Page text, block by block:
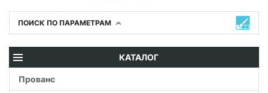
ПОИСК ПО ПАРАМЕТРАМ
КАТАЛОГ
Прованс